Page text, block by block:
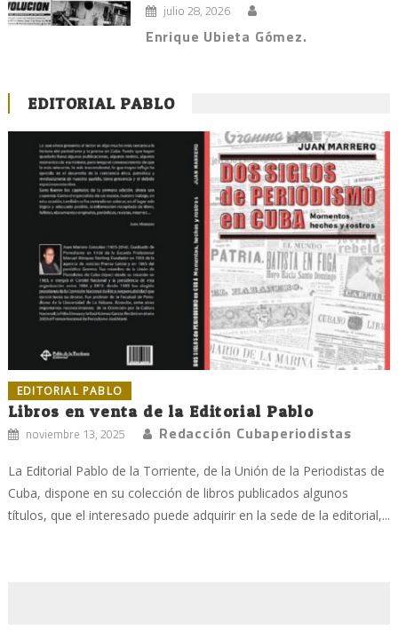
julio 28, 2026
Enrique Ubieta Gómez.
EDITORIAL PABLO
EDITORIAL PABLO
Libros en venta de la Editorial Pablo
noviembre 13, 2025 Redacción Cubaperiodistas
La Editorial Pablo de la Torriente, de la Unión de la Periodistas de
Cuba, dispone en su colección de libros publicados algunos
títulos, que el interesado puede adquirir en la sede de la editorial,...